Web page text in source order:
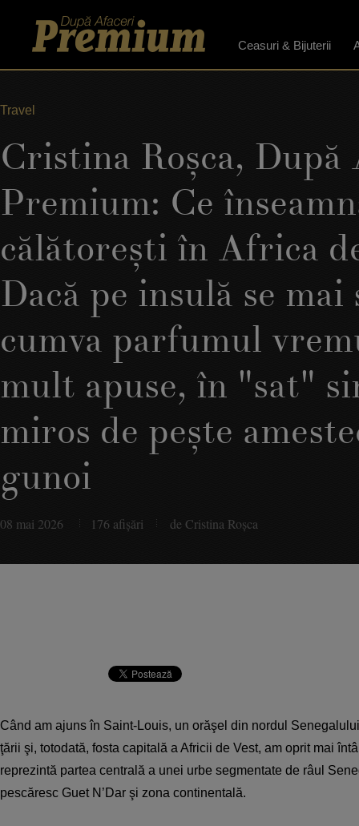
Ceasuri & Bijuterii
Travel
Cristina Roşca, După
Premium: Ce
călătoreşti în Africa
Dacă pe insulă se mai
cumva parfumul
mult apuse, în "sat"
miros de peşte
gunoi
08 mai 2026 176 afişări de Cristina Roşca
Când am ajuns în Saint-Louis, un orăşel din nordul
ţării şi, totodată, fosta capitală a Africii de Vest, am oprit mai
reprezintă partea centrală a unei urbe segmentate de râul
pescăresc Guet N’Dar şi zona continentală.